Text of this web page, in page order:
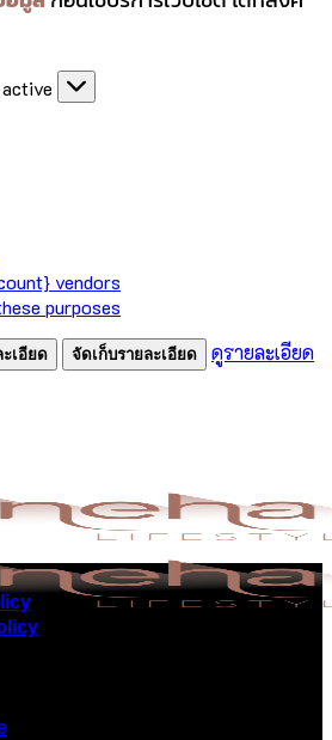
vendors
purposes
เอียด จัดเก็บรายละเอียด
ดูรายละเอียด